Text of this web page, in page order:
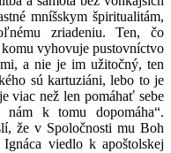
mníšskym špiritualitám,
zriadeniu. Ten, čo
vyhovuje pustovníctvo
a nie je im užitočný, ten
sú kartuziáni, lebo to je
viac než len pomáhať sebe
k tomu dopomáha“.
že v Spoločnosti mu Boh
viedlo k apoštolskej